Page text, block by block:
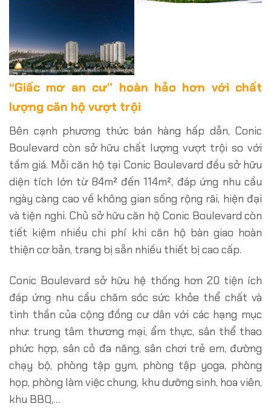
“Giấc mơ an cư” hoàn hảo hơn với chất
lượng căn hộ vượt trội
Bên cạnh phương thức bán hàng hấp dẫn, Conic
Boulevard còn sở hữu chất lượng vượt trội so với
tầm giá. Mỗi căn hộ tại Conic Boulevard đều sở hữu
diện tích lớn từ 84m² đến 114m², đáp ứng nhu cầu
ngày càng cao về không gian sống rộng rãi, hiện đại
và tiện nghi. Chủ sở hữu căn hộ Conic Boulevard còn
tiết kiệm nhiều chi phí khi căn hộ bàn giao hoàn
thiện cơ bản, trang bị sẵn nhiều thiết bị cao cấp.
Conic Boulevard sở hữu hệ thống hơn 20 tiện ích
đáp ứng nhu cầu chăm sóc sức khỏe thể chất và
tinh thần của cộng đồng cư dân với các hạng mục
như: trung tâm thương mại, ẩm thực, sân thể thao
phức hợp, sân cỏ đa năng, sân chơi trẻ em, đường
chạy bộ, phòng tập gym, phòng tập yoga, phòng
họp, phòng làm việc chung, khu dưỡng sinh, hoa viên,
khu BBQ,…